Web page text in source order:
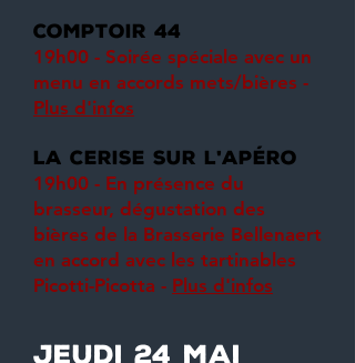
comptoir 44
19h00 - Soirée spéciale avec un
menu en accords mets/bières -
Plus d'infos
la cerise sur l'apéro
19h00 - En présence du
brasseur, dégustation des
bières de la Brasserie Bellenaert
en accord avec les tartinables
Picotti-Picotta - Plus d'infos
jeudi 24 mai